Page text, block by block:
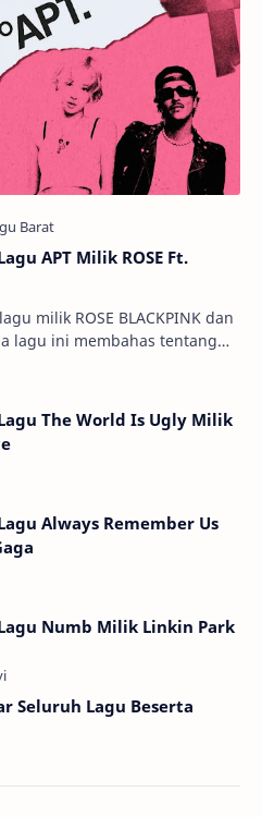
APT Milik ROSE Ft.
milik ROSE BLACKPINK dan
lagu ini membahas tentang
The World Is Ugly Milik
Always Remember Us
Numb Milik Linkin Park
Seluruh Lagu Beserta